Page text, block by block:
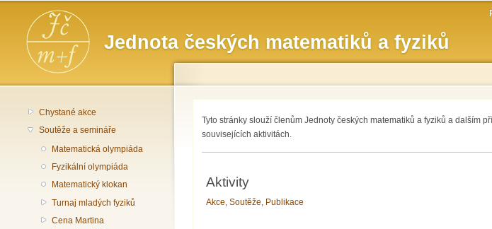
obsahu
Jednota českých matematiků a fyziků
Hlavní menu
Chystané akce
Soutěže a semináře
Matematická olympiáda
Fyzikální olympiáda
Matematický klokan
Turnaj mladých fyziků
Cena Martina
Tyto stránky slouží členům Jednoty českých matematiků a fyziků a dalším
souvisejících aktivitách.
Aktivity
Akce,Soutěže, Publikace